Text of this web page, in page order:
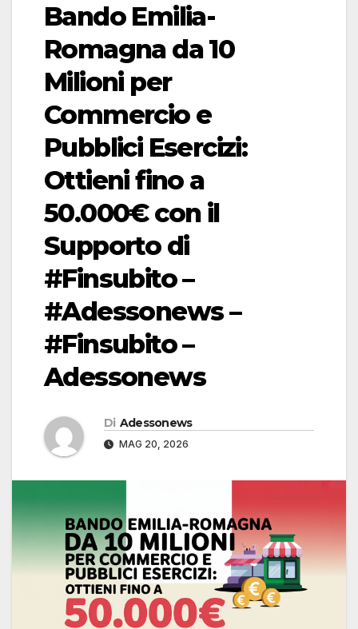
Bando Emilia-
Romagna da 10
Milioni per
Commercio e
Pubblici Esercizi:
Ottieni fino a
50.000€ con il
Supporto di
#Finsubito –
#Adessonews –
#Finsubito –
Adessonews
Di Adessonews
MAG 20, 2026